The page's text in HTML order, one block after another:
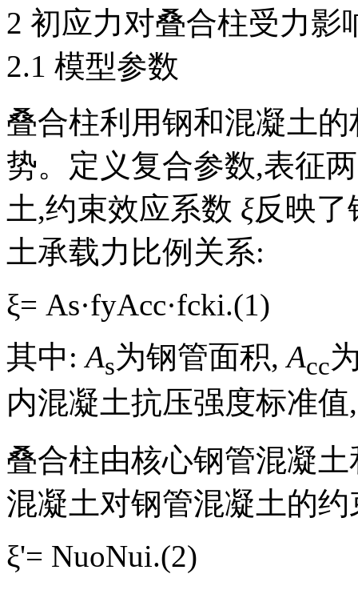
2 初应力对叠合柱受力影
2.1 模型参数
叠合柱利用钢和混凝土
势。定义复合参数,表征
土,约束效应系数 ξ反映
土承载力比例关系:
ξ= As·fyAcc·fcki.(1)
其中: As为钢管面积, Acc
内混凝土抗压强度标准值,
叠合柱由核心钢管混凝
混凝土对钢管混凝土的
ξ'= NuoNui.(2)